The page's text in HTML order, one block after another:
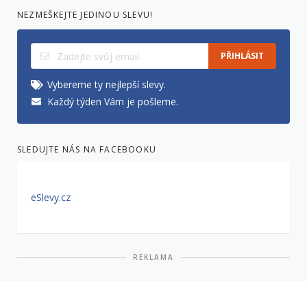
NEZMEŠKEJTE JEDINOU SLEVU!
PŘIHLÁSIT
Vybereme ty nejlepší slevy.
Každý týden Vám je pošleme.
SLEDUJTE NÁS NA FACEBOOKU
eSlevy.cz
REKLAMA